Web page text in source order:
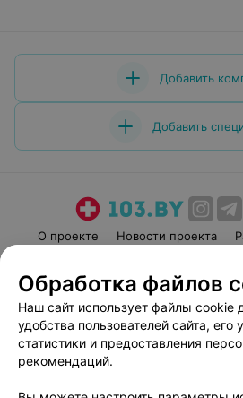
Добавить
Добавить
О проекте Новости проекта
Пользовательское соглашение
Вакансии
Написать
Обработка файлов
Наш сайт использует файлы cookie
удобства пользователей сайта, его
статистики и предоставления
рекомендаций.